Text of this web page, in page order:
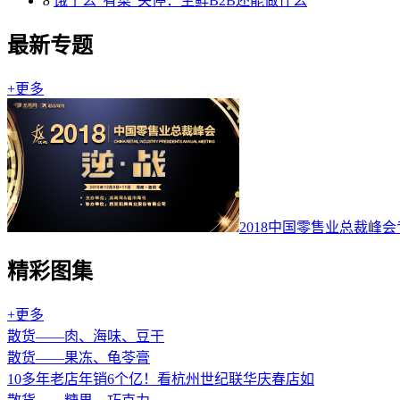
最新专题
+更多
2018中国零售业总裁峰
精彩图集
+更多
散货——肉、海味、豆干
散货——果冻、龟苓膏
10多年老店年销6个亿！看杭州世纪联华庆春店如